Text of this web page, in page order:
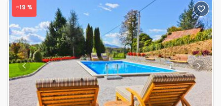
Previous Next
-19 %